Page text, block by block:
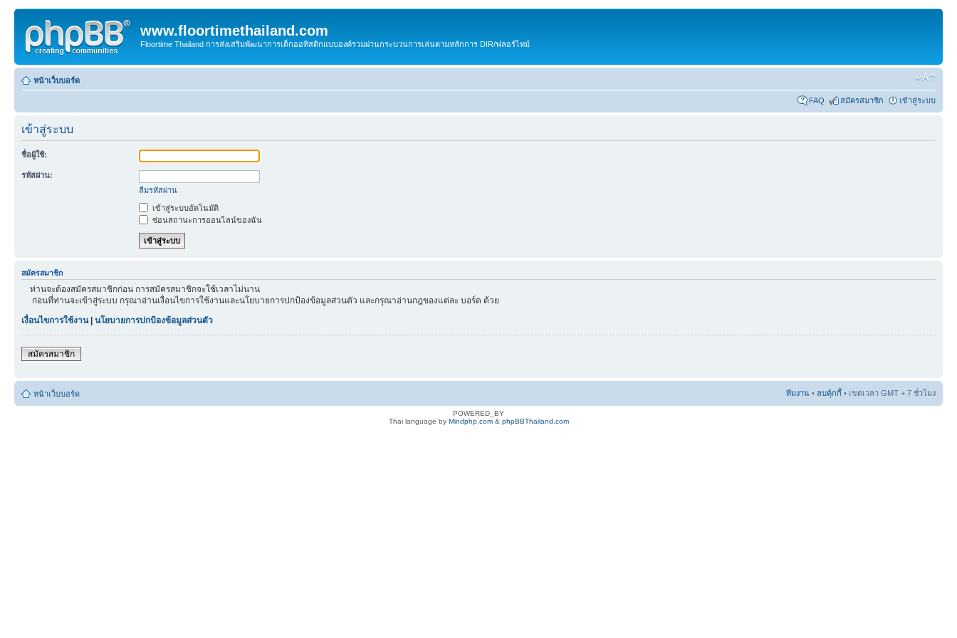
www.floortimethailand.com
Floortime Thailand การส่งเสริมพัฒนาการเด็กออทิสติกแบบองค์รวมผ่านกระบวนการเล่นตามหลักการ DIR/ฟลอร์ไทม์
หน้าเว็บบอร์ด
FAQ สมัครสมาชิก เข้าสู่ระบบ
เข้าสู่ระบบ
ชื่อผู้ใช้:
รหัสผ่าน:
ลืมรหัสผ่าน
เข้าสู่ระบบอัตโนมัติ
ซ่อนสถานะการออนไลน์ของฉัน
สมัครสมาชิก
ท่านจะต้องสมัครสมาชิกก่อน การสมัครสมาชิกจะใช้เวลาไม่นาน
ก่อนที่ท่านจะเข้าสู่ระบบ กรุณาอ่านเงื่อนไขการใช้งานและนโยบายการปกป้องข้อมูลส่วนตัว และกรุณาอ่านกฎของแต่ละ บอร์ด ด้วย
เงื่อนไขการใช้งาน| นโยบายการปกป้องข้อมูลส่วนตัว
สมัครสมาชิก
หน้าเว็บบอร์ด ทีมงาน • ลบคุ้กกี้ • เขตเวลา GMT + 7 ชั่วโมง
POWERED_BY
Thai language by Mindphp.com& phpBBThailand.com